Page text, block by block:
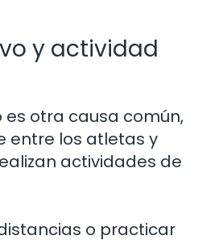
y actividad
es otra causa común,
entre los atletas y
actividades de
o practicar